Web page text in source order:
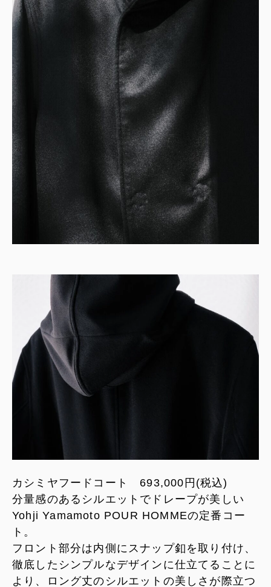
カシミヤフードコート 693,000円(税込)
分量感のあるシルエットでドレープが美しい
Yohji Yamamoto POUR HOMMEの定番コー
ト。
フロント部分は内側にスナップ釦を取り付け、
徹底したシンプルなデザインに仕立てることに
より、ロング丈のシルエットの美しさが際立つ